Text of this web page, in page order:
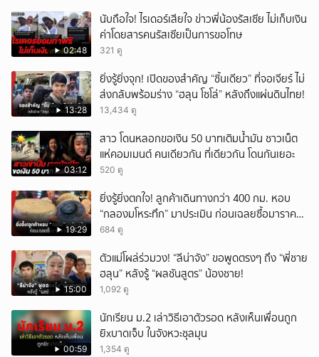
02:48
นับถือใจ! ไรเดอร์เสียใจ ข่าวพี่น้องรัสเซีย ไม่เก็บเงิน
ค่าโดยสารคนรัสเซียเป็นการขอโทษ
321 ดู
13:28
ยิ่งรู้ยิ่งจุก! เปิดของสำคัญ “ชิ้นเดียว” ที่จอเจียร์ ไม่
ส่งกลับพร้อมร่าง “ฮลุน โซโล่” หลังถึงแผ่นดินไทย!
13,434 ดู
03:12
สาว โดนหลอกขอเงิน 50 บาทเติมน้ำมัน ชาวเน็ต
แห่คอมเมนต์ คนเดียวกัน ที่เดียวกัน โดนกันเยอะ
520 ดู
19:29
ยิ่งรู้ยิ่งตกใจ! ลูกค้าเดินทางกว่า 400 กม. หอบ
“กลองมโหระทึก” มาประเมิน ก่อนเฉลยซื้อมาราคา
เท่าไหร่?
684 ดู
15:00
ตัวแม่โผล่ร่วมวง! “ลีน่าจัง” ขอพูดตรงๆ ถึง “พี่ชาย
ฮลุน” หลังรู้ “ผลชันสูตร” น้องชาย!
1,092 ดู
00:59
นักเรียน ม.2 เล่าวิธีเอาตัวรอด หลังเห็นเพื่อนถูก
ยิxบาดเจ็บ ในจังหวะชุลมุน
1,354 ดู